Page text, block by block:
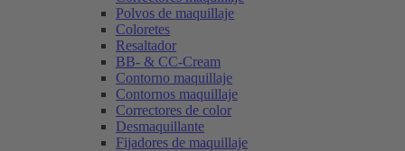
Polvos de maquillaje
Coloretes
Resaltador
BB- & CC-Cream
Contorno maquillaje
Contornos maquillaje
Correctores de color
Desmaquillante
Fijadores de maquillaje